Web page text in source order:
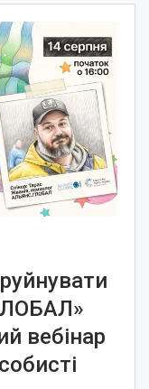
вебінар